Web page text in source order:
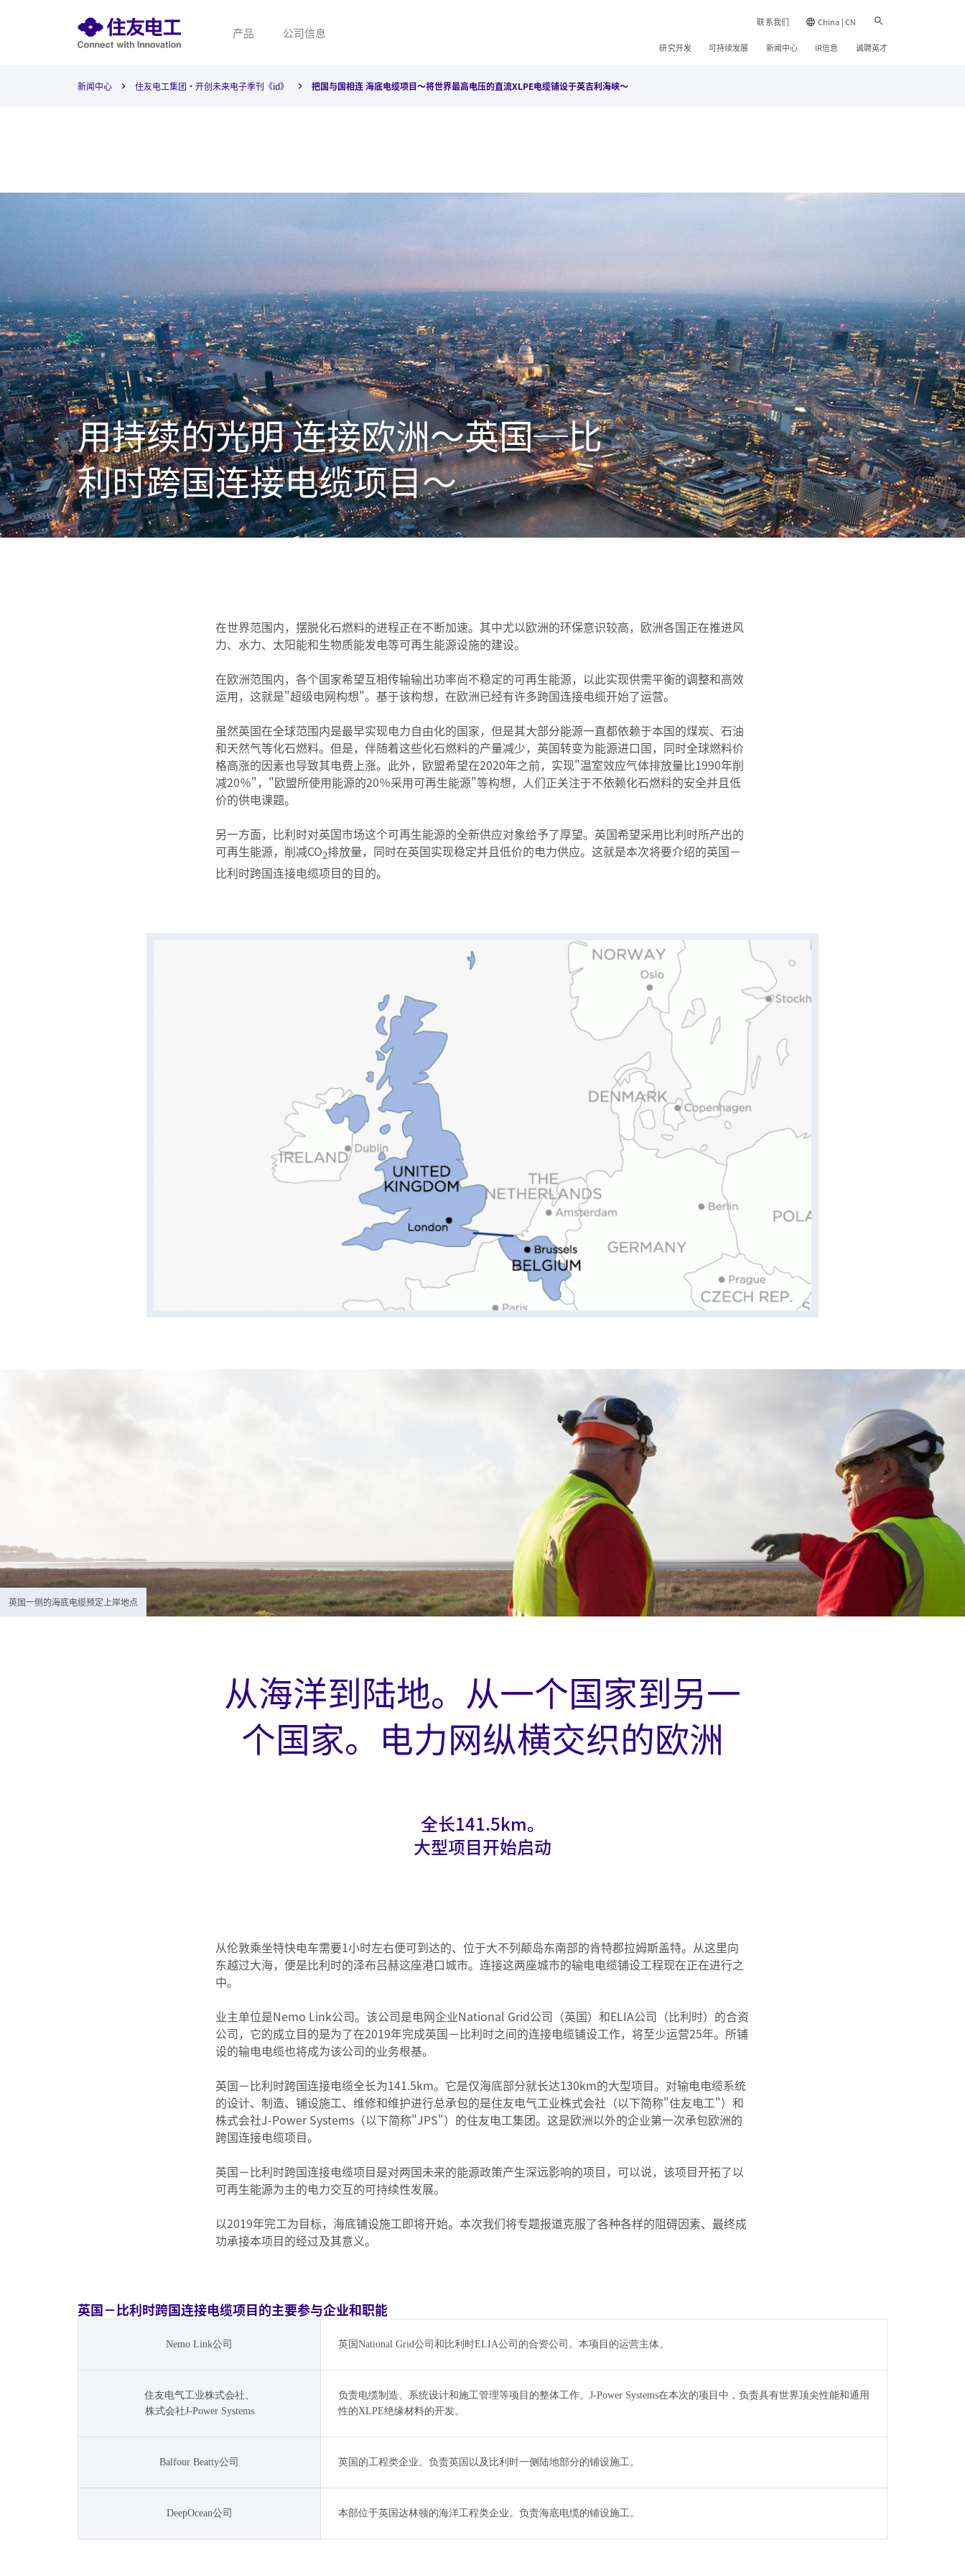
产品 公司信息
联系我们 China | CN
研究开发 可持续发展 新闻中心 IR信息 诚聘英才
新闻中心 住友电工集团・开创未来电子季刊《id》 把国与国相连 海底电缆项目〜将世界最高电压的直流XLPE电缆铺设于英吉利海峡〜
用持续的光明 连接欧洲〜英国─比
利时跨国连接电缆项目〜
在世界范围内，摆脱化石燃料的进程正在不断加速。其中尤以欧洲的环保意识较高，欧洲各国正在推进风
力、水力、太阳能和生物质能发电等可再生能源设施的建设。
在欧洲范围内，各个国家希望互相传输输出功率尚不稳定的可再生能源，以此实现供需平衡的调整和高效
运用，这就是"超级电网构想"。基于该构想，在欧洲已经有许多跨国连接电缆开始了运营。
虽然英国在全球范围内是最早实现电力自由化的国家，但是其大部分能源一直都依赖于本国的煤炭、石油
和天然气等化石燃料。但是，伴随着这些化石燃料的产量减少，英国转变为能源进口国，同时全球燃料价
格高涨的因素也导致其电费上涨。此外，欧盟希望在2020年之前，实现"温室效应气体排放量比1990年削
减20％"，"欧盟所使用能源的20％采用可再生能源"等构想，人们正关注于不依赖化石燃料的安全并且低
价的供电课题。
另一方面，比利时对英国市场这个可再生能源的全新供应对象给予了厚望。英国希望采用比利时所产出的
可再生能源，削减CO2排放量，同时在英国实现稳定并且低价的电力供应。这就是本次将要介绍的英国－
比利时跨国连接电缆项目的目的。
英国一侧的海底电缆预定上岸地点
从海洋到陆地。从一个国家到另一
个国家。电力网纵横交织的欧洲
全长141.5km。
大型项目开始启动
从伦敦乘坐特快电车需要1小时左右便可到达的、位于大不列颠岛东南部的肯特郡拉姆斯盖特。从这里向
东越过大海，便是比利时的泽布吕赫这座港口城市。连接这两座城市的输电电缆铺设工程现在正在进行之
中。
业主单位是Nemo Link公司。该公司是电网企业National Grid公司（英国）和ELIA公司（比利时）的合资
公司，它的成立目的是为了在2019年完成英国－比利时之间的连接电缆铺设工作，将至少运营25年。所铺
设的输电电缆也将成为该公司的业务根基。
英国－比利时跨国连接电缆全长为141.5km。它是仅海底部分就长达130km的大型项目。对输电电缆系统
的设计、制造、铺设施工、维修和维护进行总承包的是住友电气工业株式会社（以下简称"住友电工"）和
株式会社J-Power Systems（以下简称"JPS"）的住友电工集团。这是欧洲以外的企业第一次承包欧洲的
跨国连接电缆项目。
英国－比利时跨国连接电缆项目是对两国未来的能源政策产生深远影响的项目，可以说，该项目开拓了以
可再生能源为主的电力交互的可持续性发展。
以2019年完工为目标，海底铺设施工即将开始。本次我们将专题报道克服了各种各样的阻碍因素、最终成
功承接本项目的经过及其意义。
英国－比利时跨国连接电缆项目的主要参与企业和职能
Nemo Link公司 英国National Grid公司和比利时ELIA公司的合资公司。本项目的运营主体。
住友电气工业株式会社、
株式会社J-Power Systems
负责电缆制造、系统设计和施工管理等项目的整体工作。J-Power Systems在本次的项目中，负责具有世界顶尖性能和通用
性的XLPE绝缘材料的开发。
Balfour Beatty公司 英国的工程类企业。负责英国以及比利时一侧陆地部分的铺设施工。
DeepOcean公司 本部位于英国达林顿的海洋工程类企业。负责海底电缆的铺设施工。